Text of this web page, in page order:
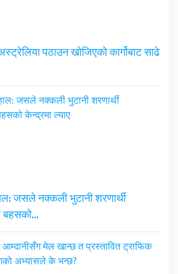
पठाउन खोजिएको कार्गोबाट साढे
जसले नक्कली भुटानी शरणार्थी
बहसको…